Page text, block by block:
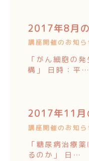
2017年8月
講座開催のお知ら
「がん細胞の
構」 日時：平…
2017年11月
講座開催のお知ら
「糖尿病治療
るのか」 日…